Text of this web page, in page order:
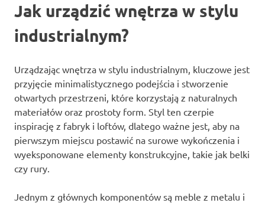
Jak urządzić wnętrza w stylu
industrialnym?
Urządzając wnętrza w stylu industrialnym, kluczowe jest
przyjęcie minimalistycznego podejścia i stworzenie
otwartych przestrzeni, które korzystają z naturalnych
materiałów oraz prostoty form. Styl ten czerpie
inspirację z fabryk i loftów, dlatego ważne jest, aby na
pierwszym miejscu postawić na surowe wykończenia i
wyeksponowane elementy konstrukcyjne, takie jak belki
czy rury.
Jednym z głównych komponentów są meble z metalu i